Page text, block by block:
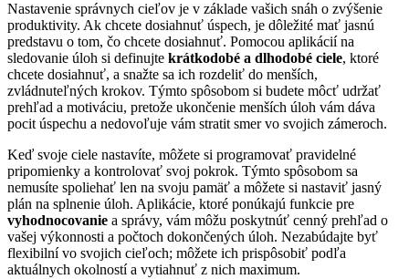
Nastavenie správnych cieľov je v základe vašich snáh o zvýšenie
produktivity. Ak chcete dosiahnuť úspech, je dôležité mať jasnú
predstavu o tom, čo chcete dosiahnuť. Pomocou aplikácií na
sledovanie úloh si definujte krátkodobé a dlhodobé ciele, ktoré
chcete dosiahnuť, a snažte sa ich rozdeliť do menších,
zvládnuteľných krokov. Týmto spôsobom si budete môcť udržať
prehľad a motiváciu, pretože ukončenie menších úloh vám dáva
pocit úspechu a nedovoľuje vám stratit smer vo svojich zámeroch.
Keď svoje ciele nastavíte, môžete si programovať pravidelné
pripomienky a kontrolovať svoj pokrok. Týmto spôsobom sa
nemusíte spoliehať len na svoju pamäť a môžete si nastaviť jasný
plán na splnenie úloh. Aplikácie, ktoré ponúkajú funkcie pre
vyhodnocovanie a správy, vám môžu poskytnúť cenný prehľad o
vašej výkonnosti a počtoch dokončených úloh. Nezabúdajte byť
flexibilní vo svojich cieľoch; môžete ich prispôsobiť podľa
aktuálnych okolností a vytiahnuť z nich maximum.